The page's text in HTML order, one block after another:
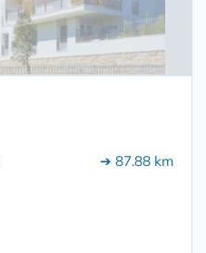
➔ 87.88 km